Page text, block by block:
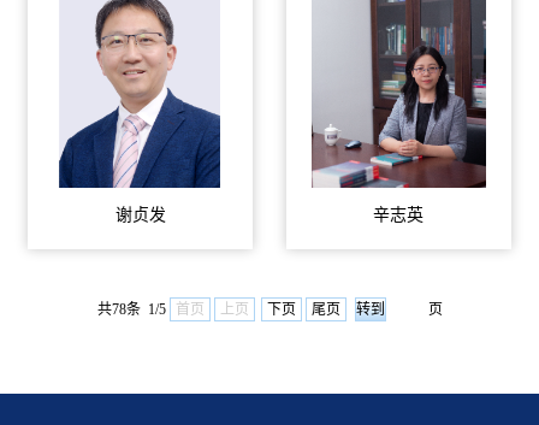
谢贞发 辛志英
共78条 1/5 首页 上页 下页 尾页 页